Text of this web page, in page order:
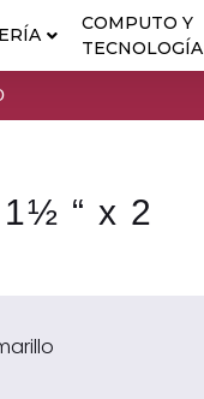
COMPUTO Y
TECNOLOGÍA
“ x 2